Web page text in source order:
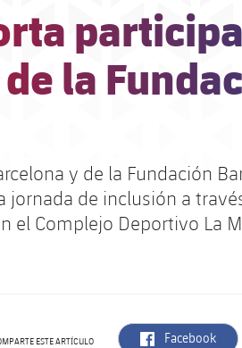
la
y de la Fundación
jornada de inclusión a
el Complejo Deportivo La
ESTE ARTÍCULO Facebook